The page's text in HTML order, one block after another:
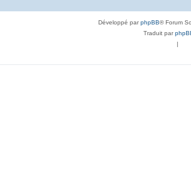
Développé parphpBB® Forum
Traduit par
|